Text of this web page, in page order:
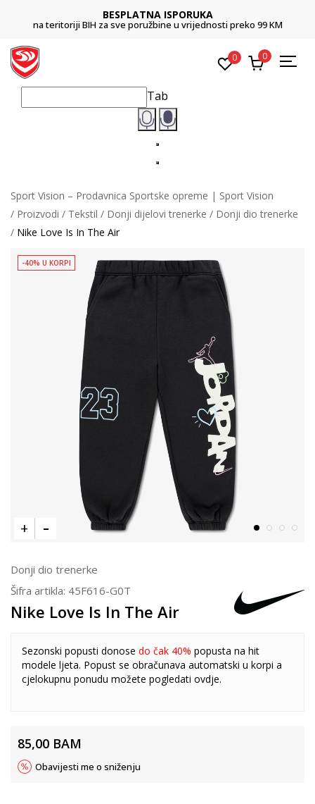
BESPLATNA ISPORUKA
na teritoriji BIH za sve poružbine u vrijednosti preko 99 KM
0 0
Tab
Sport Vision – Prodavnica Sportske opreme | Sport Vision
Proizvodi
Tekstil Donji dijelovi trenerke
Donji dio trenerke
Nike Love Is In The Air
-40% U KORPI
Donji dio trenerke
Šifra artikla: 45F616-G0T
Nike Love Is In The Air
Sezonski popusti donose do čak 40% popusta na hit
modele ljeta. Popust se obračunava automatski u korpi a
cjelokupnu ponudu možete pogledati ovdje.
85,00 BAM
Obavijesti me o sniženju